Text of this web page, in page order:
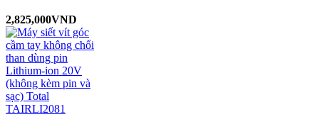
2,825,000VND